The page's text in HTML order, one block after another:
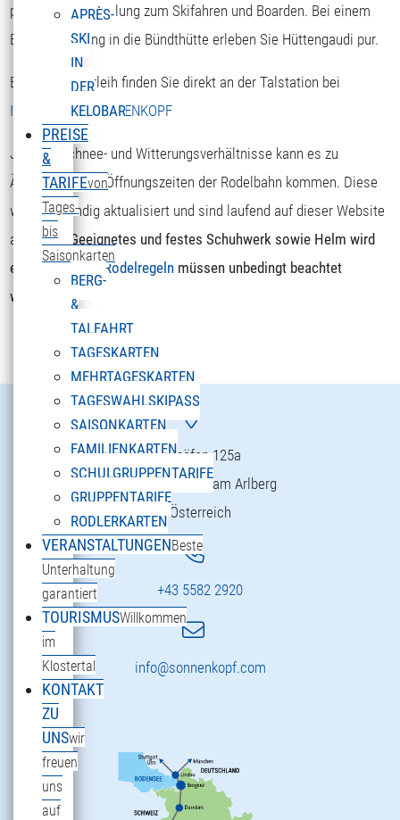
APRÈS-
SKI
IN
DER
KELOBAR
PREISE
&
TARIFEvon
Tages-
bis
Saisonkarten
BERG-
&
TALFAHRT
TAGESKARTEN
MEHRTAGESKARTEN
TAGESWAHLSKIPASS
SAISONKARTEN
FAMILIENKARTEN
SCHULGRUPPENTARIFE
GRUPPENTARIFE
RODLERKARTEN
VERANSTALTUNGENBeste
Unterhaltung
garantiert
TOURISMUSWillkommen
im
Klostertal
KONTAKT
ZU
UNSwir
freuen
uns
auf
perfekte Abwechslung zum Skifahren und Boarden. Bei einem
Einkehrschwung in die Bündthütte erleben Sie Hüttengaudi pur.
Einen Rodelverleih finden Sie direkt an der Talstation bei
INTERSPORT SONNENKOPF
Je nach Schnee- und Witterungsverhältnisse kann es zu
Änderungen der Öffnungszeiten der Rodelbahn kommen. Diese
werden ständig aktualisiert und sind laufend auf dieser Website
aufrufbar.
Geeignetes und festes Schuhwerk sowie Helm wird
empfohlen. Die
Rodelregeln müssen unbedingt beachtet
werden.
Danöfen 125a
6754 Klösterle am Arlberg
Österreich
+43 5582 2920
info@sonnenkopf.com